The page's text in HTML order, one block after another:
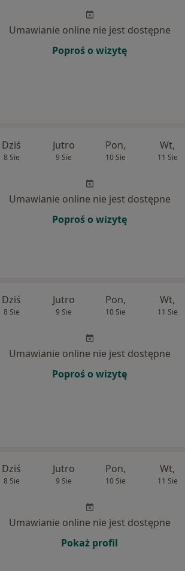
Umawianie online nie jest dostępne
Poproś o wizytę
Dziś
8 Sie
Jutro
9 Sie
Pon,
10 Sie
Wt,
11 Sie
Umawianie online nie jest dostępne
Poproś o wizytę
Dziś
8 Sie
Jutro
9 Sie
Pon,
10 Sie
Wt,
11 Sie
Umawianie online nie jest dostępne
Poproś o wizytę
Dziś
8 Sie
Jutro
9 Sie
Pon,
10 Sie
Wt,
11 Sie
Umawianie online nie jest dostępne
Pokaż profil